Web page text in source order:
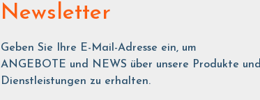
Newsletter
Geben Sie Ihre E-Mail-Adresse ein, um
ANGEBOTE und NEWS über unsere Produkte und
Dienstleistungen zu erhalten.